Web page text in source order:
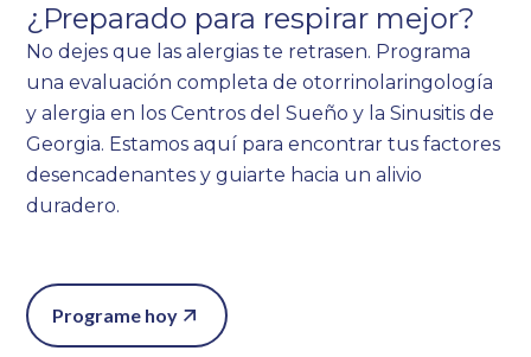
¿Preparado para respirar mejor?
No dejes que las alergias te retrasen. Programa
una evaluación completa de otorrinolaringología
y alergia en los Centros del Sueño y la Sinusitis de
Georgia. Estamos aquí para encontrar tus factores
desencadenantes y guiarte hacia un alivio
duradero.
Programe hoy